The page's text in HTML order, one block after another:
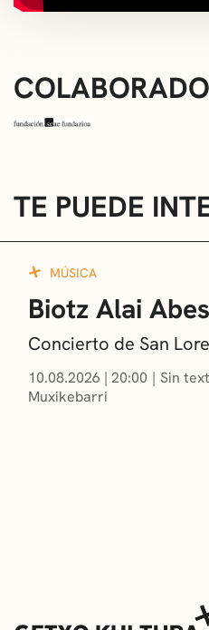
TE PUEDE
MÚSICA
Biotz Alai
Concierto de San
10.08.2026 | 20:00
Sin
Muxikebarri